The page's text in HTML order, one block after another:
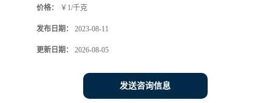
价格： ￥1/千克
发布日期： 2023-08-11
更新日期： 2026-08-05
发送咨询信息